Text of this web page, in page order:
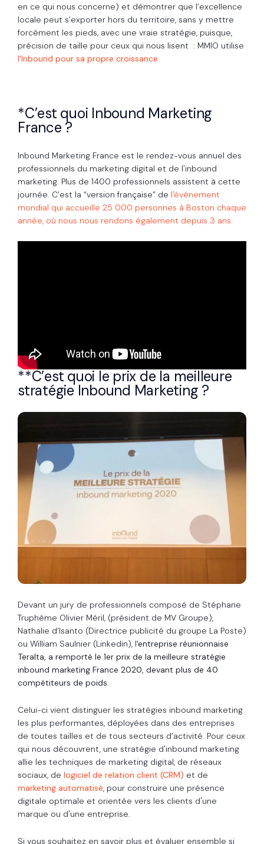
en ce qui nous concerne) et démontrer que l’excellence
locale peut s’exporter hors du territoire, sans y mettre
forcément les pieds, avec une vraie stratégie, puisque,
précision de taille pour ceux qui nous lisent : MMIO utilise
l'Inbound pour sa propre croissance.
*C’est quoi Inbound Marketing
France ?
Inbound Marketing France est le rendez-vous annuel des
professionnels du marketing digital et de l'inbound
marketing. Plus de 1400 professionnels assistent à cette
journée. C’est la “version française” de l'événement
mondial qui accueille 25 000 personnes à Boston chaque
année, où nous nous rendons également depuis 3 ans.
**C’est quoi le prix de la meilleure
stratégie Inbound Marketing ?
Devant un jury de professionnels composé de Stéphane
Truphème Olivier Méril, (président de MV Groupe),
Nathalie d’Isanto (Directrice publicité du groupe La Poste)
ou William Saulnier (Linkedin), l'entreprise réunionnaise
Teralta, a remporté le 1er prix de la meilleure stratégie
inbound marketing France 2020, devant plus de 40
compétiteurs de poids.
Celui-ci vient distinguer les stratégies inbound marketing
les plus performantes, déployées dans des entreprises
de toutes tailles et de tous secteurs d’activité. Pour ceux
qui nous découvrent, une stratégie d'inbound marketing
allie les techniques de marketing digital, de réseaux
sociaux, de logiciel de relation client (CRM) et de
marketing automatisé, pour construire une présence
digitale optimale et orientée vers les clients d'une
marque ou d'une entreprise.
Si vous souhaitez en savoir plus et évaluer ensemble si